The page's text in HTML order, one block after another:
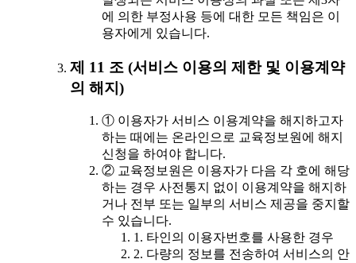
에 의한 부정사용 등에 대한 모든 책임은 이
용자에게 있습니다.
제 11 조 (서비스 이용의 제한 및 이용계약
의 해지)
① 이용자가 서비스 이용계약을 해지하고자
하는 때에는 온라인으로 교육정보원에 해지
신청을 하여야 합니다.
② 교육정보원은 이용자가 다음 각 호에 해당
하는 경우 사전통지 없이 이용계약을 해지하
거나 전부 또는 일부의 서비스 제공을 중지할
수 있습니다.
1. 타인의 이용자번호를 사용한 경우
2. 다량의 정보를 전송하여 서비스의 안